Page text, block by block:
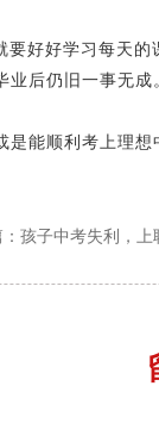
要好好学习每天
业后仍旧一事无
是能顺利考上理
孩子中考失利，